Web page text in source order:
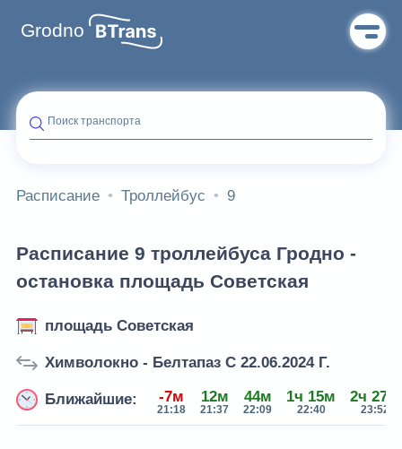
Grodno
Поиск транспорта
Расписание Троллейбус 9
Расписание 9 троллейбуса Гродно -
остановка площадь Советская
площадь Советская
Химволокно - Белтапаз С 22.06.2024 Г.
Ближайшие: -7м
21:18
12м
21:37
44м
22:09
1ч 15м
22:40
2ч 27м
23:52